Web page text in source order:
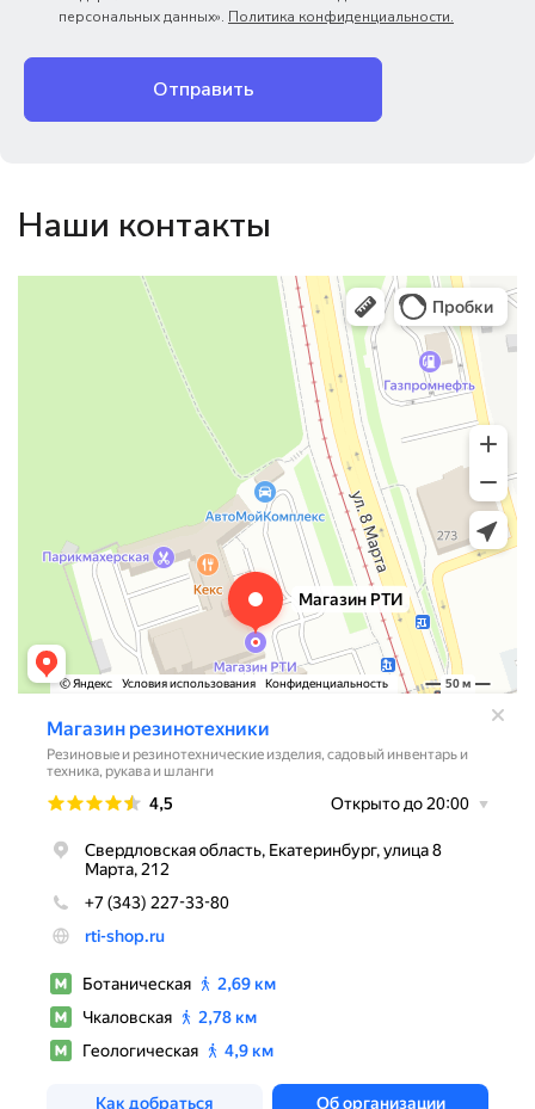
персональных данных». Политика конфиденциальности.
Отправить
Наши контакты
Магазин резинотехники
Резиновые и резинотехнические изделия в Екатеринбурге
Садовый инвентарь и техника в Екатеринбурге